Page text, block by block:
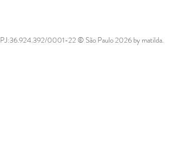
0001-22 © São Paulo 2026 by matilda.